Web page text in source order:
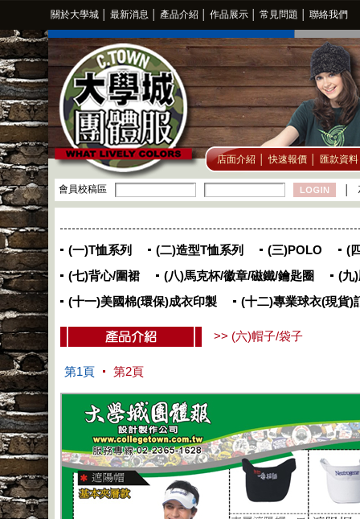
關於大學城 最新消息 產品介紹 作品展示 常見問題 聯絡我們
店面介紹 快速報價 匯款資料
會員校稿區
(一)T恤系列 (二)造型T恤系列 (三)POLO
(
(七)背心/圍裙
(八)馬克杯/徽章/磁鐵/鑰匙圈
(九
(十一)美國棉(環保)成衣印製
(十二)專業球衣(現貨)
>> (六)帽子/袋子
第1頁 第2頁